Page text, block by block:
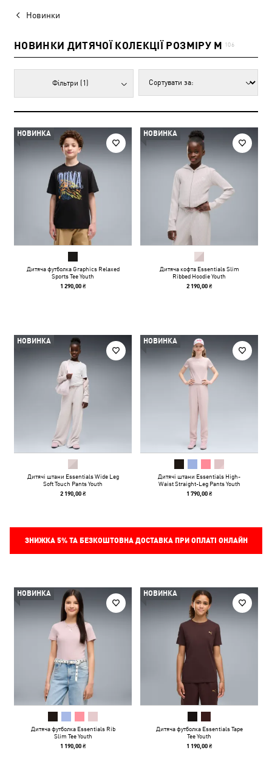
Новинки
НОВИНКИ ДИТЯЧОЇ КОЛЕКЦІЇ РОЗМІРУ M 106
Фільтри (1)
НОВИНКА
Дитяча футболка Graphics Relaxed
Sports Tee Youth
1 290,00 ₴
НОВИНКА
Дитяча кофта Essentials Slim
Ribbed Hoodie Youth
2 190,00 ₴
НОВИНКА
Дитячі штани Essentials Wide Leg
Soft Touch Pants Youth
2 190,00 ₴
НОВИНКА
Дитячі штани Essentials High-
Waist Straight-Leg Pants Youth
1 790,00 ₴
ЗНИЖКА 5%ТА БЕЗКОШТОВНА ДОСТАВКА ПРИ ОПЛАТІ ОНЛАЙН
НОВИНКА
Дитяча футболка Essentials Rib
Slim Tee Youth
1 190,00 ₴
НОВИНКА
Дитяча футболка Essentials Tape
Tee Youth
1 190,00 ₴